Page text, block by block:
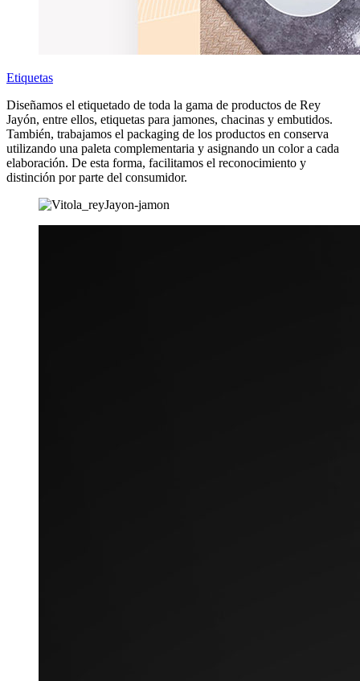
Etiquetas
Diseñamos el etiquetado de toda la gama de productos de Rey
Jayón, entre ellos, etiquetas para jamones, chacinas y embutidos.
También, trabajamos el packaging de los productos en conserva
utilizando una paleta complementaria y asignando un color a cada
elaboración. De esta forma, facilitamos el reconocimiento y
distinción por parte del consumidor.